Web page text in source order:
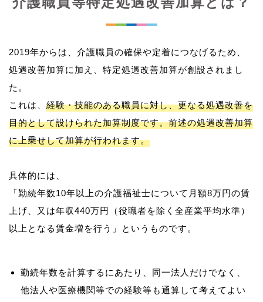
2019年からは、介護職員の確保や定着につなげるため、
処遇改善加算に加え、特定処遇改善加算が創設されまし
た。
これは、 経験・技能のある職員に対し、更なる処遇改善を
目的として設けられた加算制度です。前述の処遇改善加算
に上乗せして加算が行われます。
具体的には、
「勤続年数10年以上の介護福祉士について月額8万円の賃
上げ、又は年収440万円（役職者を除く全産業平均水準）
勤続年数を計算するにあたり、同一法人だけでなく、
他法人や医療機関等での経験等も通算して考えてよい